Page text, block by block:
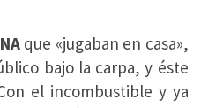
que «jugaban en casa»,
bajo la carpa, y éste
el incombustible y ya